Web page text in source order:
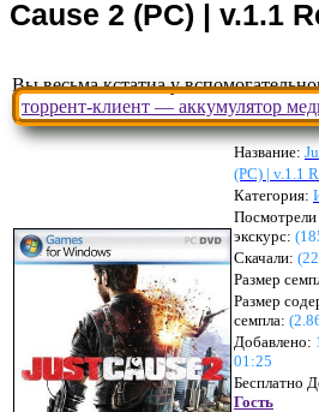
Вы весьма кстатиа у
торрент-клиент — аккумулятор
Название:
(PC) | v.1.1
Категория:
экскурс:
Скачали: (
Размер
Размер
семпла: (
Добавлено:
01:25
Бесплатно
Гость